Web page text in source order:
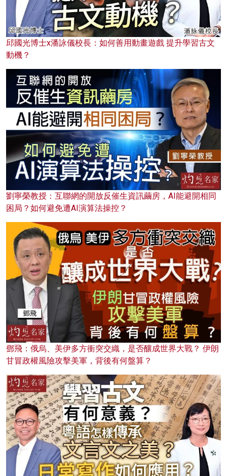
邱國光博士x潘詠儀校長：如何善用動畫遊戲 提升學習古文
動機？
劉寧榮教授：互聯網的開放反催生資訊繭房，AI能避開相同
困局？如何避免遭AI演算法操控？
鄧飛：俄烏、美伊多方衝突交織，是否釀成世界大戰？ 伊朗
甘冒政權風險攻擊美軍，背後有何盤算？